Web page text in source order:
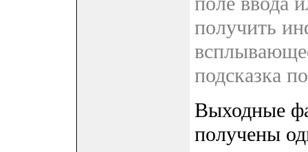
получить
подсказка
Выходные
получены